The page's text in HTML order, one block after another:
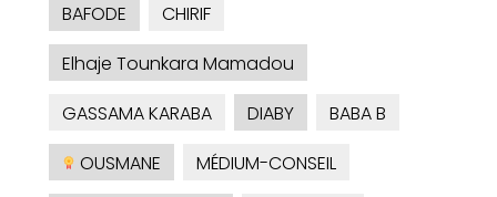
BAFODE
CHIRIF
Elhaje Tounkara Mamadou
GASSAMA KARABA
DIABY
BABA B
OUSMANE
MÉDIUM-CONSEIL